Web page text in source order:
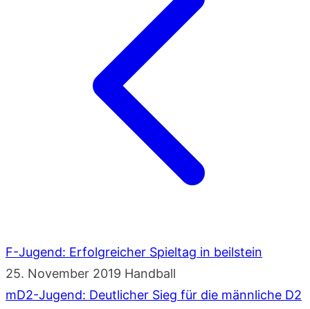
F-Jugend: Erfolgreicher Spieltag in beilstein
25. November 2019 Handball
mD2-Jugend: Deutlicher Sieg für die männliche D2